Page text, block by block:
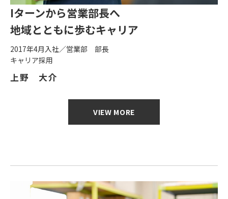
Iターンから営業部長へ
地域とともに歩むキャリア
2017年4月入社／営業部 部長
キャリア採用
上野 大介
VIEW MORE